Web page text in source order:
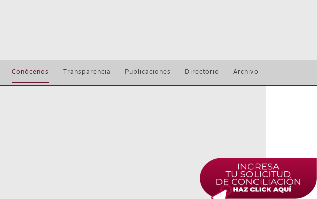
Conócenos Transparencia Publicaciones Directorio Archivo